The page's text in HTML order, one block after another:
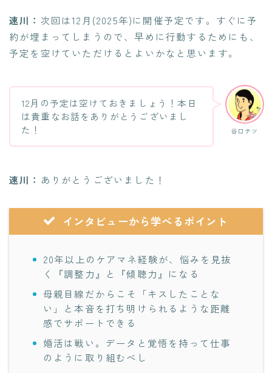
速川： 次回は12月(2025年)に開催予定です。すぐに予
約が埋まってしまうので、早めに行動するためにも、
予定を空けていただけるとよいかなと思います。
谷口テツ
12月の予定は空けておきましょう！本日
は貴重なお話をありがとうございまし
た！
速川： ありがとうございました！
インタビューから学べるポイント
20年以上のケアマネ経験が、悩みを見抜
く『調整力』と『傾聴力』になる
母親目線だからこそ「キスしたことな
い」と本音を打ち明けられるような距離
感でサポートできる
婚活は戦い。データと覚悟を持って仕事
のように取り組むべし